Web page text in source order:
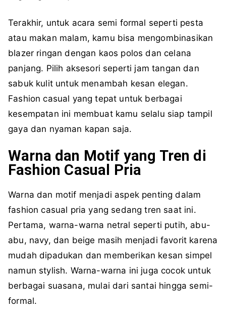
Terakhir, untuk acara semi formal seperti pesta
atau makan malam, kamu bisa mengombinasikan
blazer ringan dengan kaos polos dan celana
panjang. Pilih aksesori seperti jam tangan dan
sabuk kulit untuk menambah kesan elegan.
Fashion casual yang tepat untuk berbagai
kesempatan ini membuat kamu selalu siap tampil
gaya dan nyaman kapan saja.
Warna dan Motif yang Tren di
Fashion Casual Pria
Warna dan motif menjadi aspek penting dalam
fashion casual pria yang sedang tren saat ini.
Pertama, warna-warna netral seperti putih, abu-
abu, navy, dan beige masih menjadi favorit karena
mudah dipadukan dan memberikan kesan simpel
namun stylish. Warna-warna ini juga cocok untuk
berbagai suasana, mulai dari santai hingga semi-
formal.